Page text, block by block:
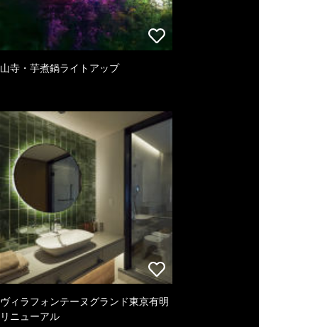
山寺・芋煮鍋ライトアップ
ヴィラフォンテーヌグランド東京有明
リニューアル